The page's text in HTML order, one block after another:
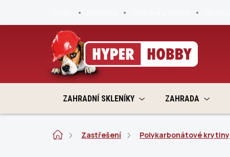
obsah
ZAHRADNÍ SKLENÍKY ZAHRADA
DomůZastřešení Polykarbonátové krytiny